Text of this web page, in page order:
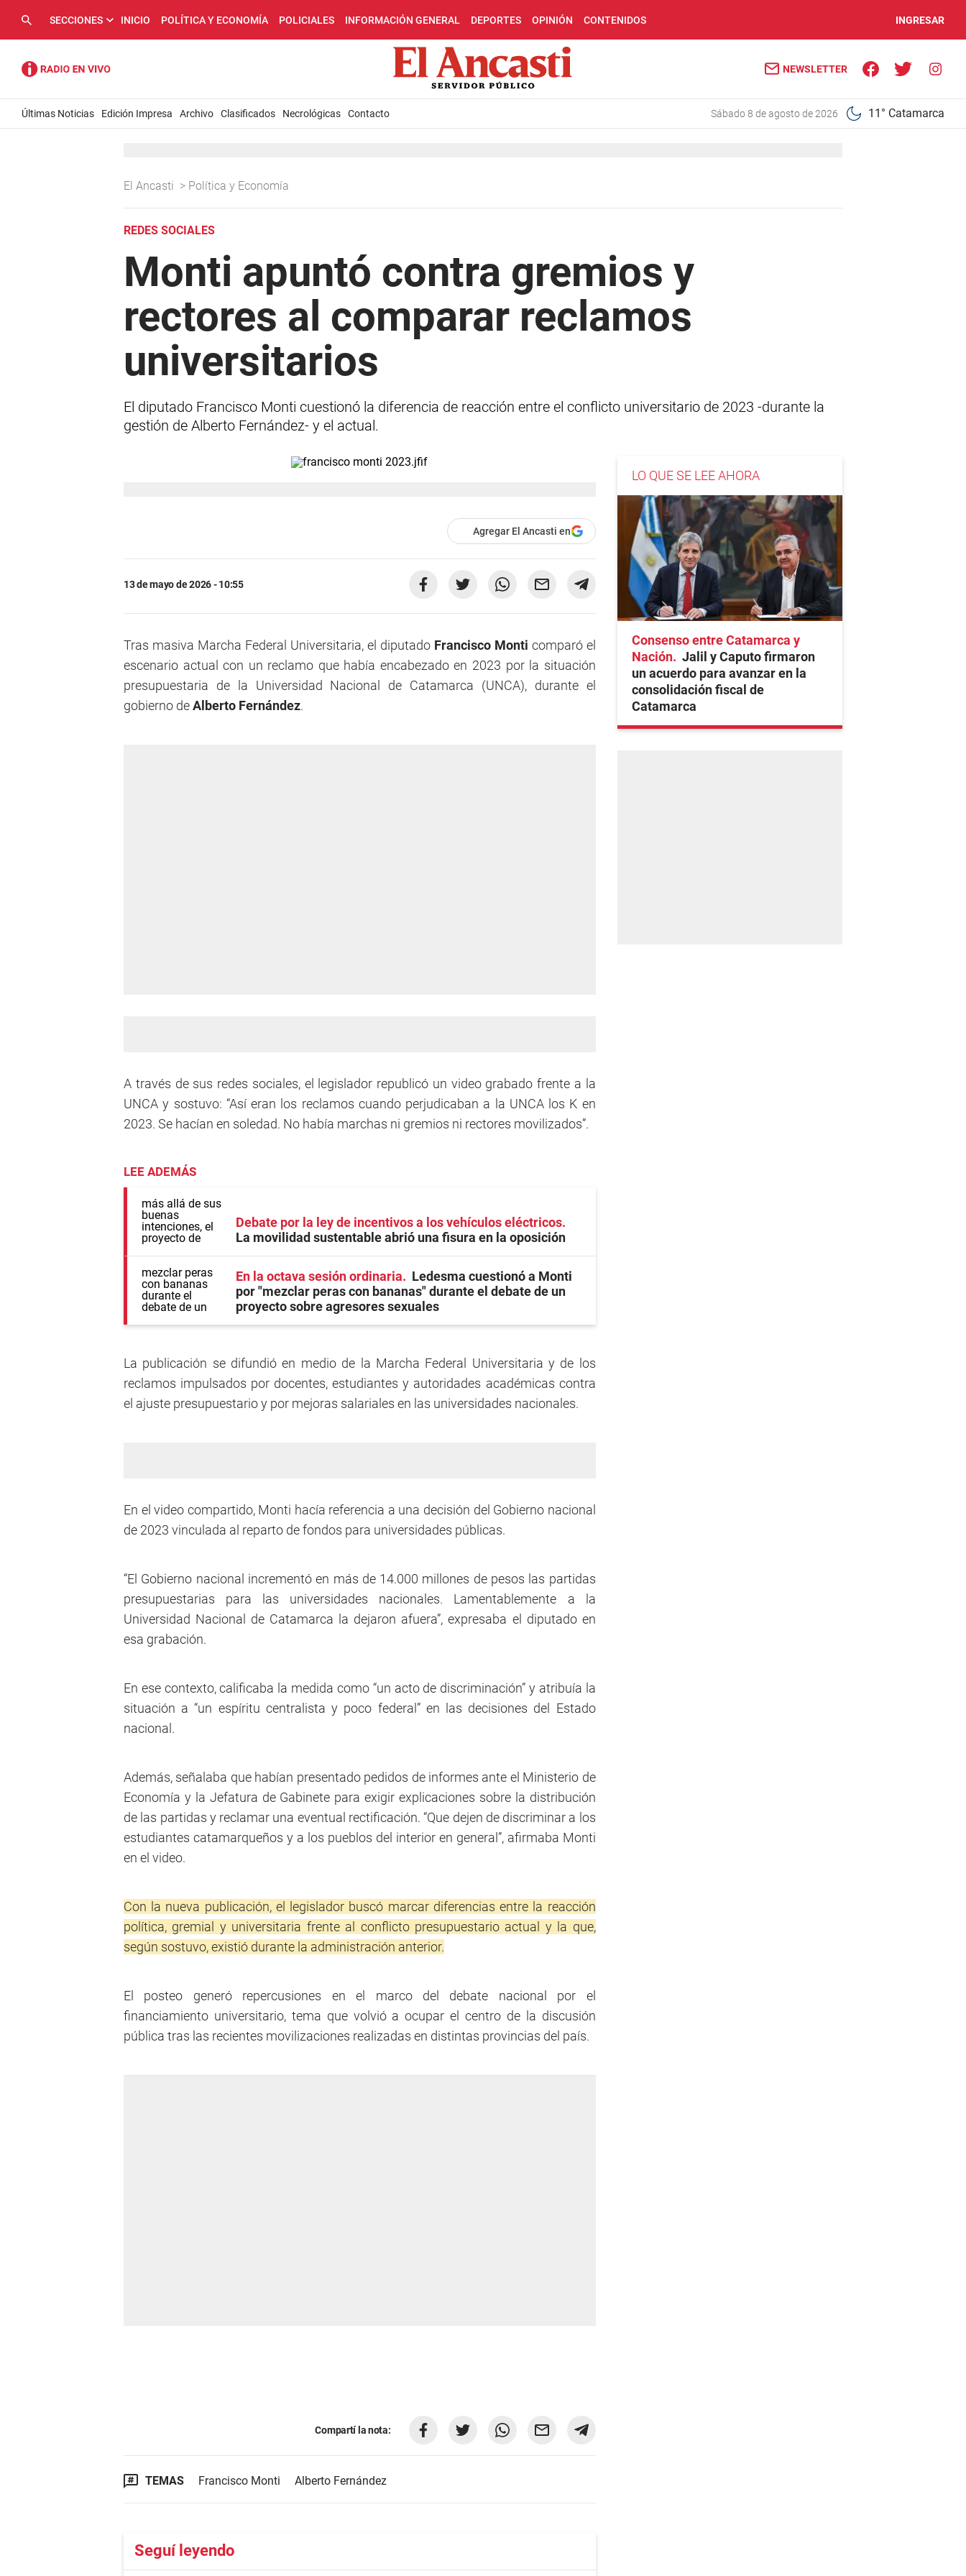
SECCIONES INICIO POLÍTICA Y ECONOMÍA POLICIALES INFORMACIÓN GENERAL DEPORTES OPINIÓN CONTENIDOS INGRESAR
NEWSLETTER
Últimas Noticias Edición Impresa Archivo Clasificados Necrológicas Contacto sábado 8 de agosto de 2026 11° Catamarca
El Ancasti > Política y Economía
REDES SOCIALES
Monti apuntó contra gremios y
rectores al comparar reclamos
universitarios
El diputado Francisco Monti cuestionó la diferencia de reacción entre el conflicto universitario de 2023 -durante la
gestión de Alberto Fernández- y el actual.
Agregar El Ancasti en
13 de mayo de 2026 - 10:55
Tras masiva Marcha Federal Universitaria, el diputado Francisco Monti comparó el
escenario actual con un reclamo que había encabezado en 2023 por la situación
presupuestaria de la Universidad Nacional de Catamarca (UNCA), durante el
gobierno deAlberto Fernández.
A través de sus redes sociales, el legislador republicó un video grabado frente a la
UNCA y sostuvo: “Así eran los reclamos cuando perjudicaban a la UNCA los K en
2023. Se hacían en soledad. No había marchas ni gremios ni rectores movilizados”.
LEE ADEMÁS
Debate por la ley de incentivos a los vehículos eléctricos
La movilidad sustentable abrió una fisura en la oposición
En la octava sesión ordinaria
Ledesma cuestionó a Monti
por "mezclar peras con bananas" durante el debate de un
proyecto sobre agresores sexuales
La publicación se difundió en medio de la Marcha Federal Universitaria y de los
reclamos impulsados por docentes, estudiantes y autoridades académicas contra
el ajuste presupuestario y por mejoras salariales en las universidades nacionales.
En el video compartido, Monti hacía referencia a una decisión del Gobierno nacional
de 2023 vinculada al reparto de fondos para universidades públicas.
“El Gobierno nacional incrementó en más de 14.000 millones de pesos las partidas
presupuestarias para las universidades nacionales. Lamentablemente a la
Universidad Nacional de Catamarca la dejaron afuera”, expresaba el diputado en
esa grabación.
En ese contexto, calificaba la medida como “un acto de discriminación” y atribuía la
situación a “un espíritu centralista y poco federal” en las decisiones del Estado
nacional.
Además, señalaba que habían presentado pedidos de informes ante el Ministerio de
Economía y la Jefatura de Gabinete para exigir explicaciones sobre la distribución
de las partidas y reclamar una eventual rectificación. “Que dejen de discriminar a los
estudiantes catamarqueños y a los pueblos del interior en general”, afirmaba Monti
en el video.
Con la nueva publicación, el legislador buscó marcar diferencias entre la reacción
política, gremial y universitaria frente al conflicto presupuestario actual y la que,
según sostuvo, existió durante la administración anterior.
El posteo generó repercusiones en el marco del debate nacional por el
financiamiento universitario, tema que volvió a ocupar el centro de la discusión
pública tras las recientes movilizaciones realizadas en distintas provincias del país.
Compartí la nota:
TEMAS Francisco Monti Alberto Fernández
Seguí leyendo
LO QUE SE LEE AHORA
Consenso entre Catamarca y
Nación
Jalil y Caputo firmaron
un acuerdo para avanzar en la
consolidación fiscal de
Catamarca